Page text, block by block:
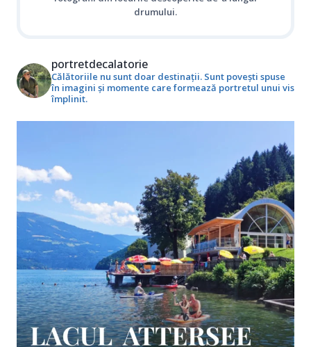
drumului.
portretdecalatorie
Călătoriile nu sunt doar destinații. Sunt povești spuse
în imagini și momente care formează portretul unui vis
împlinit.